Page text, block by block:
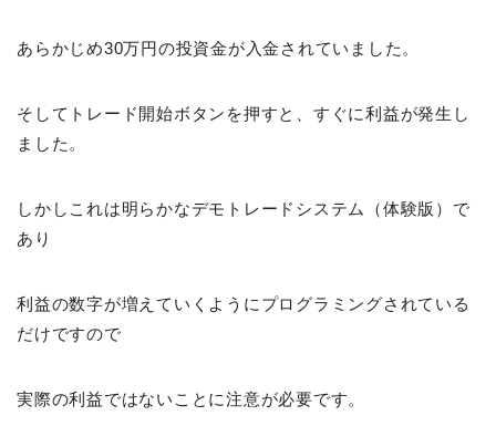
あらかじめ30万円の投資金が入金されていました。
そしてトレード開始ボタンを押すと、すぐに利益が発生し
ました。
しかしこれは明らかなデモトレードシステム（体験版）で
あり
利益の数字が増えていくようにプログラミングされている
だけですので
実際の利益ではないことに注意が必要です。